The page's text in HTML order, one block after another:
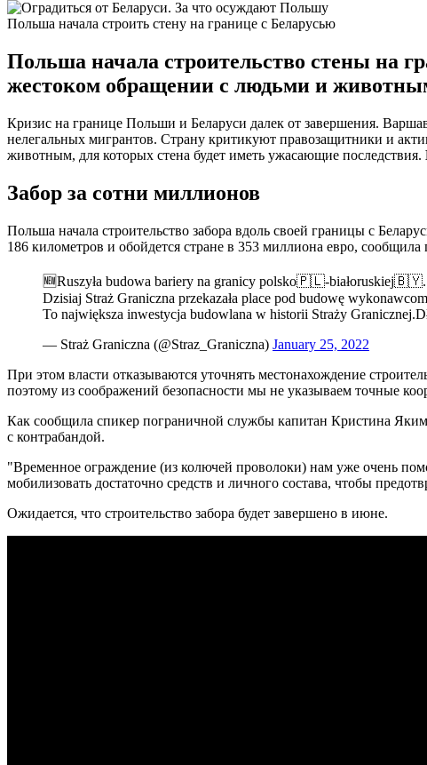
Польша начала строить стену на границе с Беларусью
Польша начала строительство стены на
жестоком обращении с людьми и
Кризис на границе Польши и Беларуси далек от завершения.
нелегальных мигрантов. Страну критикуют правозащитники и
животным, для которых стена будет иметь ужасающие последствия.
Забор за сотни миллионов
Польша начала строительство забора вдоль своей границы с
186 километров и обойдется стране в 353 миллиона евро,
🆕Ruszyła budowa bariery na granicy polsko🇵🇱-białoruskiej🇧🇾.
Dzisiaj Straż Graniczna przekazała place pod budowę
To największa inwestycja budowlana w historii Straży
— Straż Graniczna (@Straz_Graniczna) January 25, 2022
При этом власти отказываются уточнять местонахождение
поэтому из соображений безопасности мы не указываем точные
Как сообщила спикер пограничной службы капитан Кристина
с контрабандой.
"Временное ограждение (из колючей проволоки) нам уже очень
мобилизовать достаточно средств и личного состава, чтобы
Ожидается, что строительство забора будет завершено в июне.